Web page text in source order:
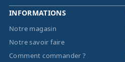
INFORMATIONS
Notre magasin
Notre savoir faire
Comment commander ?